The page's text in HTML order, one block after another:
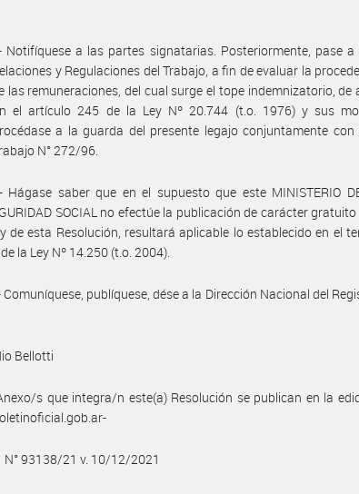
Notifíquese a las partes signatarias. Posteriormente, pase a
y Regulaciones del Trabajo, a fin de evaluar la
las remuneraciones, del cual surge el tope indemnizatorio, de
el artículo 245 de la Ley Nº 20.744 (t.o. 1976) y sus
a la guarda del presente legajo conjuntamente con
N° 272/96.
Hágase saber que en el supuesto que este MINISTERIO
SOCIAL no efectúe la publicación de carácter
de esta Resolución, resultará aplicable lo establecido en el
la Ley Nº 14.250 (t.o. 2004).
Comuníquese, publíquese, dése a la Dirección Nacional del
Bellotti
s que integra/n este(a) Resolución se publican en la
93138/21 v. 10/12/2021